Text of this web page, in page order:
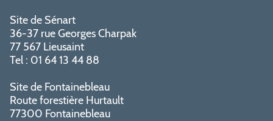
Site de Sénart
36-37 rue Georges Charpak
77 567 Lieusaint
Tel : 01 64 13 44 88
Site de Fontainebleau
Route forestière Hurtault
77300 Fontainebleau